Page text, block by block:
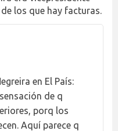
los que hay facturas.
en El País:
de q
porq los
Aquí parece q